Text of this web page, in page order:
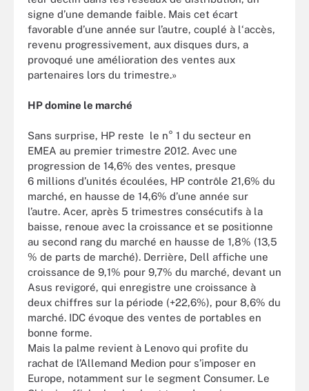
signe d’une demande faible. Mais cet écart
favorable d’une année sur l’autre, couplé à l‘accès,
revenu progressivement, aux disques durs, a
provoqué une amélioration des ventes aux
partenaires lors du trimestre.»
HP domine le marché
Sans surprise, HP reste le n° 1 du secteur en
EMEA au premier trimestre 2012. Avec une
progression de 14,6% des ventes, presque
6 millions d’unités écoulées, HP contrôle 21,6% du
marché, en hausse de 14,6% d’une année sur
l’autre. Acer, après 5 trimestres consécutifs à la
baisse, renoue avec la croissance et se positionne
au second rang du marché en hausse de 1,8% (13,5
% de parts de marché). Derrière, Dell affiche une
croissance de 9,1% pour 9,7% du marché, devant un
Asus revigoré, qui enregistre une croissance à
deux chiffres sur la période (+22,6%), pour 8,6% du
marché. IDC évoque des ventes de portables en
bonne forme.
Mais la palme revient à Lenovo qui profite du
rachat de l’Allemand Medion pour s’imposer en
Europe, notamment sur le segment Consumer. Le